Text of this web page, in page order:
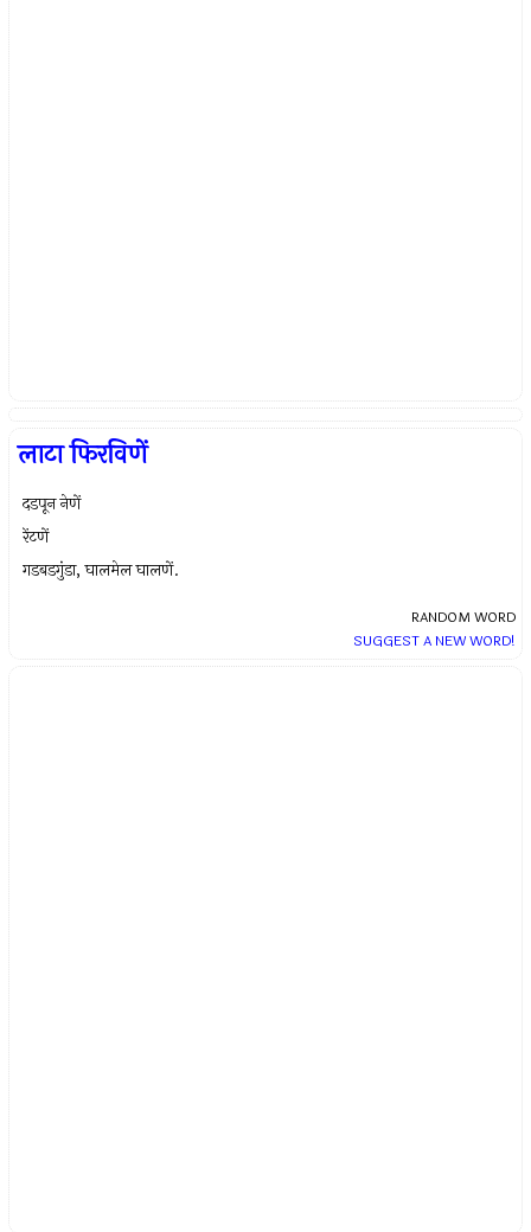
लाटा फिरविणें
दडपून नेणें
रेंटणें
गडबडगुंडा, घालमेल घालणें.
RANDOM WORD
SUGGEST A NEW WORD!